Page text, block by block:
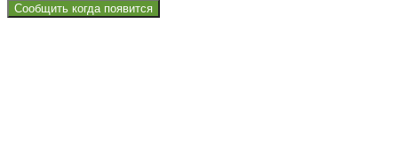
Сообщить когда появится